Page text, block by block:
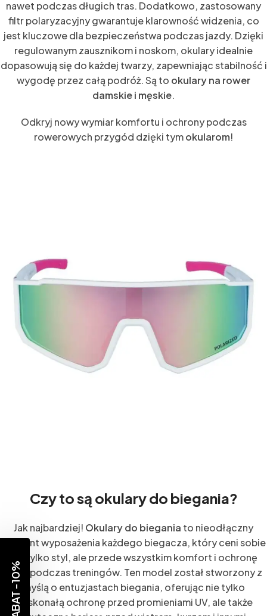
nawet podczas długich tras. Dodatkowo, zastosowany
filtr polaryzacyjny gwarantuje klarowność widzenia, co
jest kluczowe dla bezpieczeństwa podczas jazdy. Dzięki
regulowanym zausznikom i noskom, okulary idealnie
dopasowują się do każdej twarzy, zapewniając stabilność i
wygodę przez całą podróż. Są to okulary na rower
damskie i męskie.
Odkryj nowy wymiar komfortu i ochrony podczas
rowerowych przygód dzięki tymokularom!
Czy to są okulary do biegania?
Jak najbardziej! Okulary do biegania to nieodłączny
element wyposażenia każdego biegacza, który ceni sobie
nie tylko styl, ale przede wszystkim komfort i ochronę
oczu podczas treningów. Ten model został stworzony z
myślą o entuzjastach biegania, oferując nie tylko
doskonałą ochronę przed promieniami UV, ale także
RABAT -10%